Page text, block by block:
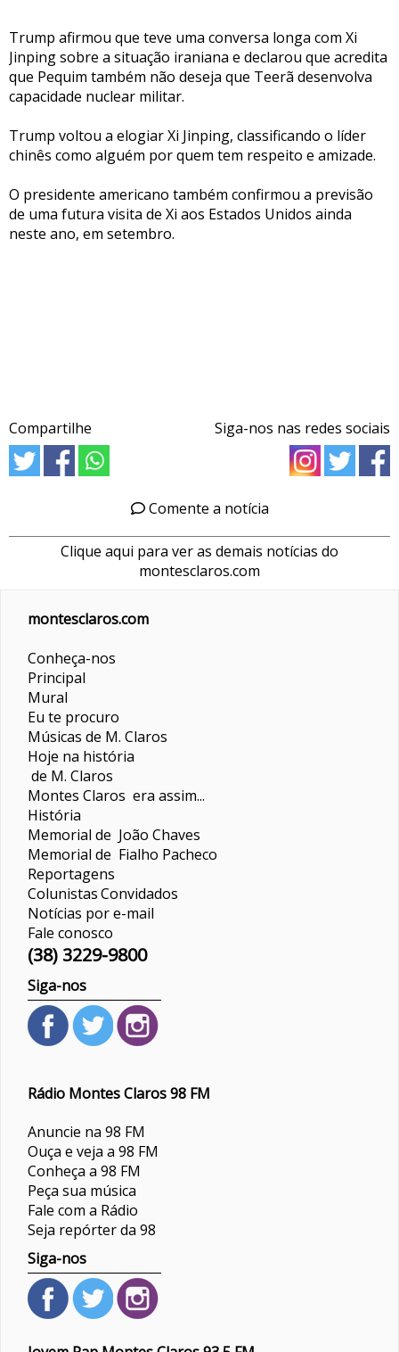
Trump afirmou que teve uma conversa longa com Xi
Jinping sobre a situação iraniana e declarou que acredita
que Pequim também não deseja que Teerã desenvolva
capacidade nuclear militar.
Trump voltou a elogiar Xi Jinping, classificando o líder
chinês como alguém por quem tem respeito e amizade.
O presidente americano também confirmou a previsão
de uma futura visita de Xi aos Estados Unidos ainda
neste ano, em setembro.
Compartilhe Siga-nos nas redes sociais
Comente a notícia
Clique aqui para ver as demais notícias do
montesclaros.com
montesclaros.com
Conheça-nos
Principal
Mural
Eu te procuro
Músicas de M. Claros
Hoje na história
de M. Claros
Montes Claros era assim...
História
Memorial de João Chaves
Memorial de Fialho Pacheco
Reportagens
ColunistasConvidados
Notícias por e-mail
Fale conosco
(38) 3229-9800
Siga-nos
Rádio Montes Claros 98 FM
Anuncie na 98 FM
Ouça e veja a 98 FM
Conheça a 98 FM
Peça sua música
Fale com a Rádio
Seja repórter da 98
Siga-nos